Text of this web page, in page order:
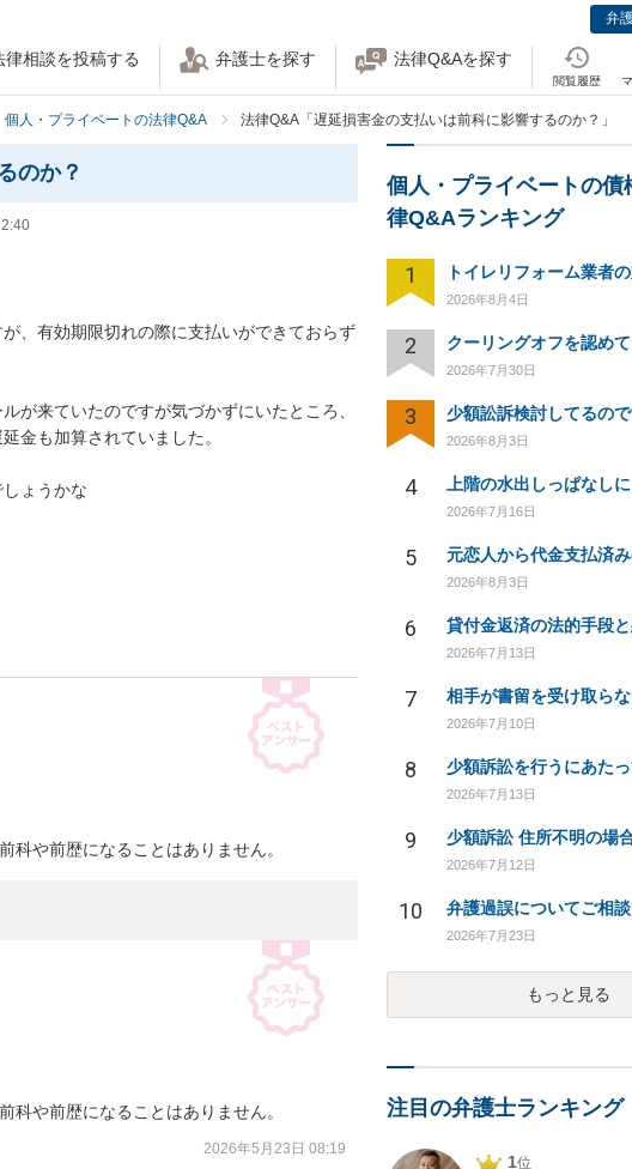
弁
律相談を投稿する 弁護士を探す 法律Q&Aを探す
閲覧履歴
個人・プライベートの法律Q&A 法律Q&A「遅延損害金の支払いは前科に影響するのか？」
のか？
、有効期限切れの際に支払いができておらず
が来ていたのですが気づかずにいたところ、
金も加算されていました。
ょうかな
科や前歴になることはありません。
科や前歴になることはありません。
2026年5月23日 08:19
個人・プライベートの債
律Q&Aランキング
1
2026年8月4日
2
2026年7月30日
3
2026年8月3日
4
2026年7月16日
5
2026年8月3日
6
2026年7月13日
7
2026年7月10日
8 少額訴訟を行うにあた
2026年7月13日
9
2026年7月12日
10
2026年7月23日
もっと見る
注目の弁護士ランキング
1位